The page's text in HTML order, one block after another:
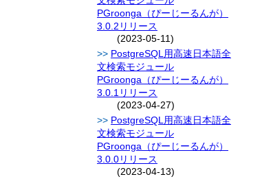
PGroonga（ぴーじーるんが）
3.0.2リリース
(2023-05-11)
PostgreSQL用高速日本語全
文検索モジュール
PGroonga（ぴーじーるんが）
3.0.1リリース
(2023-04-27)
PostgreSQL用高速日本語全
文検索モジュール
PGroonga（ぴーじーるんが）
3.0.0リリース
(2023-04-13)